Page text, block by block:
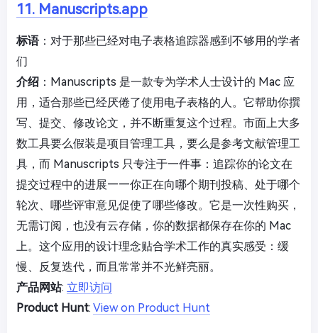
11. Manuscripts.app
标语：对于那些已经对电子表格追踪器感到不够用的学者
们
介绍 ：Manuscripts 是一款专为学术人士设计的 Mac 应
用，适合那些已经厌倦了使用电子表格的人。它帮助你撰
写、提交、修改论文，并不断重复这个过程。市面上大多
数工具要么假装是项目管理工具，要么是参考文献管理工
具，而 Manuscripts 只专注于一件事：追踪你的论文在
提交过程中的进展——你正在向哪个期刊投稿、处于哪个
轮次、哪些评审意见促使了哪些修改。它是一次性购买，
无需订阅，也没有云存储，你的数据都保存在你的 Mac
上。这个应用的设计理念贴合学术工作的真实感受：缓
慢、反复迭代，而且常常并不光鲜亮丽。
产品网站: 立即访问
Product Hunt: View on Product Hunt